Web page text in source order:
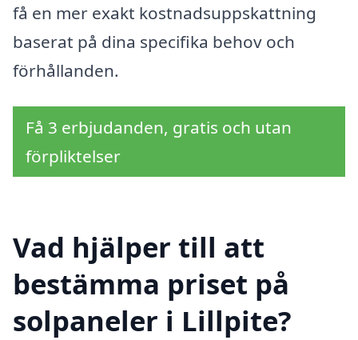
få en mer exakt kostnadsuppskattning
baserat på dina specifika behov och
förhållanden.
Få 3 erbjudanden, gratis och utan
förpliktelser
Vad hjälper till att
bestämma priset på
solpaneler i Lillpite?